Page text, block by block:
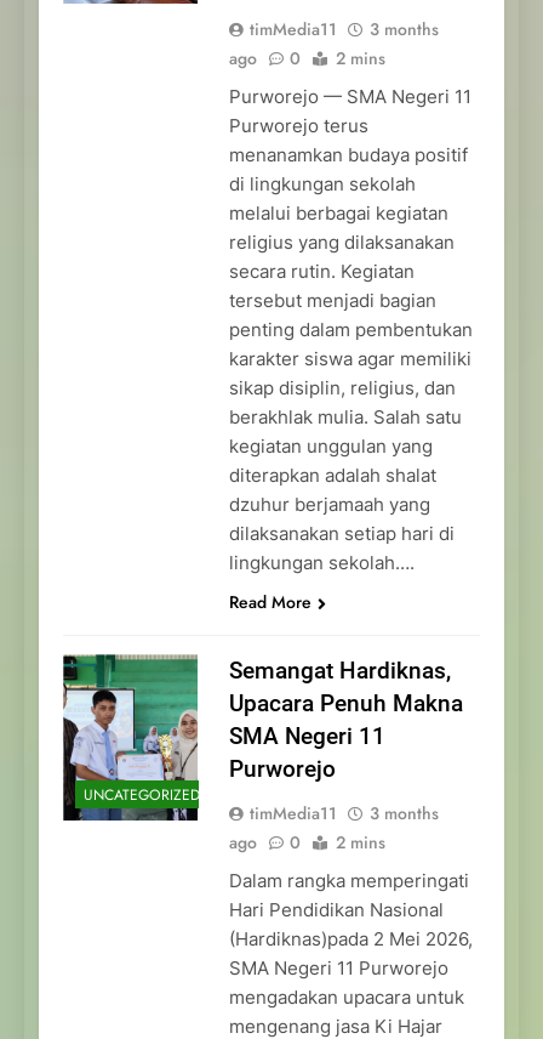
timMedia11
3 months
ago
0 2 mins
Purworejo — SMA Negeri 11
Purworejo terus
menanamkan budaya positif
di lingkungan sekolah
melalui berbagai kegiatan
religius yang dilaksanakan
secara rutin. Kegiatan
tersebut menjadi bagian
penting dalam pembentukan
karakter siswa agar memiliki
sikap disiplin, religius, dan
berakhlak mulia. Salah satu
kegiatan unggulan yang
diterapkan adalah shalat
dzuhur berjamaah yang
dilaksanakan setiap hari di
lingkungan sekolah….
Read More
UNCATEGORIZED
Semangat Hardiknas,
Upacara Penuh Makna
SMA Negeri 11
Purworejo
timMedia11
3 months
ago
0 2 mins
Dalam rangka memperingati
Hari Pendidikan Nasional
(Hardiknas)pada 2 Mei 2026,
SMA Negeri 11 Purworejo
mengadakan upacara untuk
mengenang jasa Ki Hajar